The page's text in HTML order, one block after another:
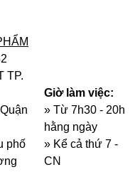
TP.
phố
Giờ làm việc:
» Từ 7h30 - 20h
hằng ngày
» Kể cả thứ 7 -
CN